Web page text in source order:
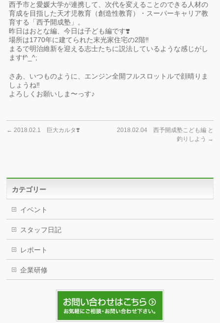
西予市と愛媛大学が連携して、次代を変えることのできる人材の
育成を目指した天才児教育（創造性教育）・スーパーキャリア教
育する「西予開成塾」。
昨日はおとな編、今日は子ども編です❣️
場所は1770年に建てられた末光家住宅の2階‼️
まるで明治維新を迎える志士たちに説法しているような感じがし
ますf^_^;
さあ、いつものように、エンジン全開フルスロットルで顔晴りま
しょうね‼
よろしくお願いしま〜っす♪
← 2018.02.1 巨大カルタ❣️
2018.02.04 西予開成塾こども編 と
釣りしよう →
カテゴリー
イベント
スタッフ日記
レポート
企業研修